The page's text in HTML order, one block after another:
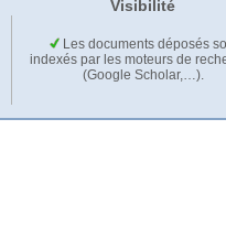
Visibilité
Les documents déposés
indexés par les moteurs de
(Google Scholar,…).